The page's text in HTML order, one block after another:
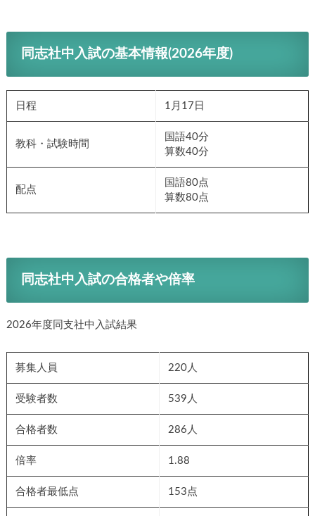
同志社中入試の基本情報(2026年度)
日程 1月17日
教科・試験時間
国語40分
算数40分
配点
国語80点
算数80点
同志社中入試の合格者や倍率
2026年度同支社中入試結果
募集人員 220人
受験者数 539人
合格者数 286人
倍率 1.88
合格者最低点 153点